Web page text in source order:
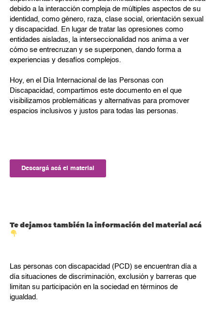
debido a la interacción compleja de múltiples aspectos de su
identidad, como género, raza, clase social, orientación sexual
y discapacidad. En lugar de tratar las opresiones como
entidades aisladas, la interseccionalidad nos anima a ver
cómo se entrecruzan y se superponen, dando forma a
experiencias y desafíos complejos.
Hoy, en el Día Internacional de las Personas con
Discapacidad, compartimos este documento en el que
visibilizamos problemáticas y alternativas para promover
espacios inclusivos y justos para todas las personas.
Descargá acá el material
Te dejamos también la información del material acá
Las personas con discapacidad (PCD) se encuentran día a
día situaciones de discriminación, exclusión y barreras que
limitan su participación en la sociedad en términos de
igualdad.